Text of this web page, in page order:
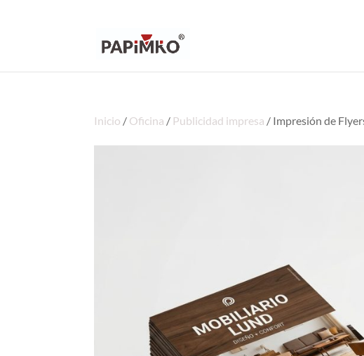
Inicio / Oficina / Publicidad impresa / Impresión de